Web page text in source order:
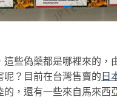
這些偽藥都是哪裡來的，
呢？目前在台灣售賣的 日
的，還有一些來自馬來西